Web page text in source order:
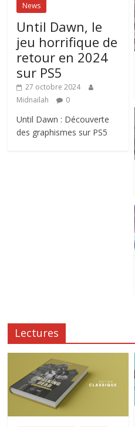
News
Until Dawn, le
jeu horrifique de
retour en 2024
sur PS5
27 octobre 2024
Midnailah
0
Until Dawn : Découverte
des graphismes sur PS5
Lectures